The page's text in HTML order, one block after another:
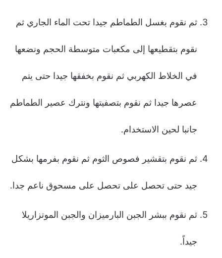
ثم نقوم بغسل الطماطم جيدا تحت الماء الجاري ثم
نقوم بتقطيعها إلى مكعبات متوسطة الحجم ونضعها
في الخلاط الكهربي ثم نقوم بخفقها جيدا حتى يتم
عصرها جيدا ثم نقوم بتصفيتها ونترك عصير الطماطم
جانبا لحين الاستخدام.
ثم نقوم بتقشير فصوص الثوم ثم نقوم بفرمها بشكل
جيد حتى تحصل على تحصل على مسحوق ناعم جدا.
ثم نقوم ببشر الجبن البارميزان والجبن الموتزاريلا
جيداً.